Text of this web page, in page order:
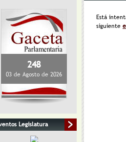
248
03 de Agosto de 2026
Legislatura
Está
siguiente